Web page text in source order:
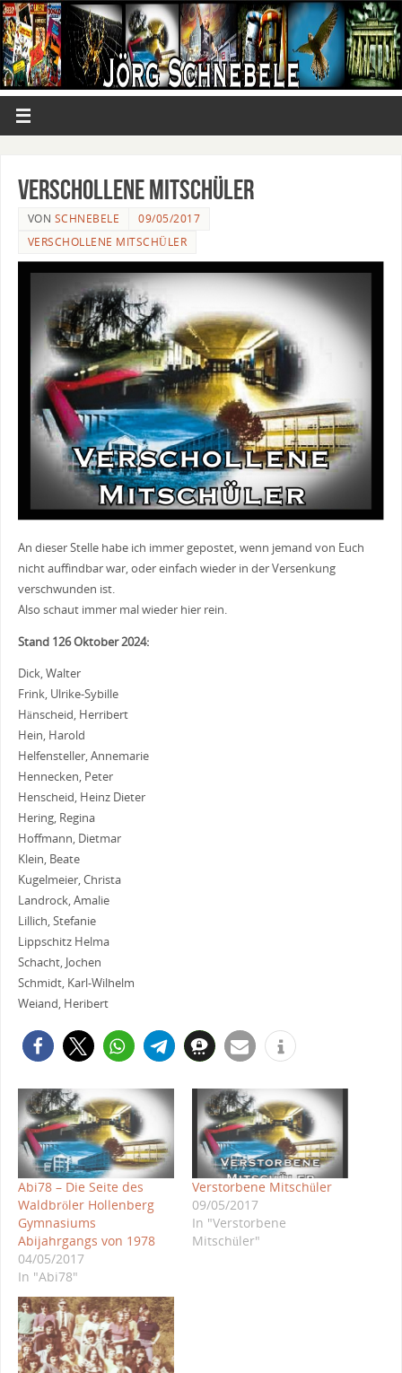
Verschollene Mitschüler
VON SCHNEBELE
09/05/2017
VERSCHOLLENE MITSCHÜLER
An dieser Stelle habe ich immer gepostet, wenn jemand von Euch
nicht auffindbar war, oder einfach wieder in der Versenkung
verschwunden ist.
Also schaut immer mal wieder hier rein.
Stand 126 Oktober 2024:
Dick, Walter
Frink, Ulrike-Sybille
Hänscheid, Herribert
Hein, Harold
Helfensteller, Annemarie
Hennecken, Peter
Henscheid, Heinz Dieter
Hering, Regina
Hoffmann, Dietmar
Klein, Beate
Kugelmeier, Christa
Landrock, Amalie
Lillich, Stefanie
Lippschitz Helma
Schacht, Jochen
Schmidt, Karl-Wilhelm
Weiand, Heribert
Abi78 – Die Seite des
Waldbröler Hollenberg
Gymnasiums
Abijahrgangs von 1978
04/05/2017
In "Abi78"
Verstorbene Mitschüler
09/05/2017
In "Verstorbene
Mitschüler"